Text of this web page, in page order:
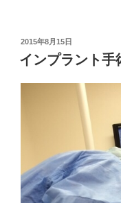
投
日:
2015年8月15日
インプラント手